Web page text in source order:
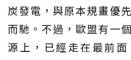
炭發電，與原本規畫優
而馳。不過，歐盟有一
源上，已經走在最前